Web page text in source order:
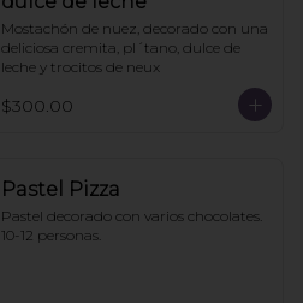
Mostachón de nuez, decorado con una
deliciosa cremita, pl´tano, dulce de
leche y trocitos de neux
$300.00
Pastel Pizza
Pastel decorado con varios chocolates.
10-12 personas.